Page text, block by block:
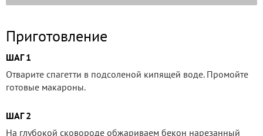
Приготовление
ШАГ 1
Отварите спагетти в подсоленой кипящей воде. Промойте
готовые макароны.
ШАГ 2
На глубокой сковороде обжариваем бекон нарезанный